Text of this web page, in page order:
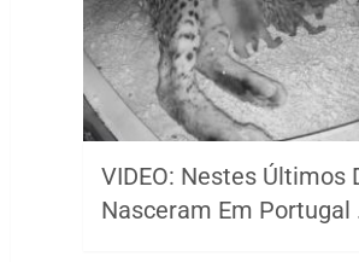
VIDEO: Nestes Últimos
Nasceram Em Portugal